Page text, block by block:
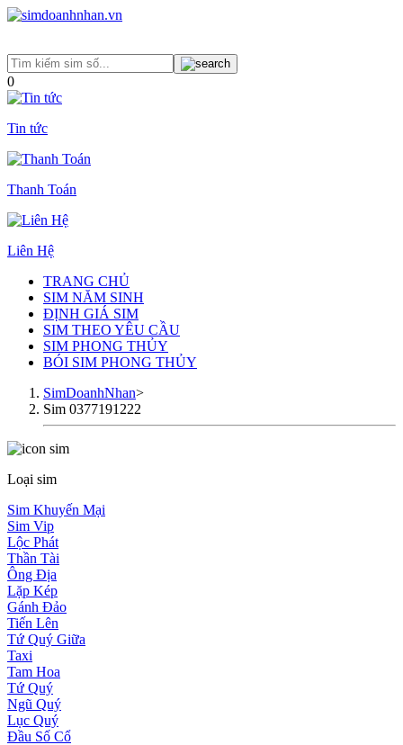
0
Tin tức
Thanh Toán
Liên Hệ
TRANG CHỦ
SIM NĂM SINH
ĐỊNH GIÁ SIM
SIM THEO YÊU CẦU
SIM PHONG THỦY
BÓI SIM PHONG THỦY
SimDoanhNhan>
Sim 0377191222
Loại sim
Sim Khuyến Mại
Sim Vip
Lộc Phát
Thần Tài
Ông Địa
Lặp Kép
Gánh Đảo
Tiến Lên
Tứ Quý Giữa
Taxi
Tam Hoa
Tứ Quý
Ngũ Quý
Lục Quý
Đầu Số Cổ